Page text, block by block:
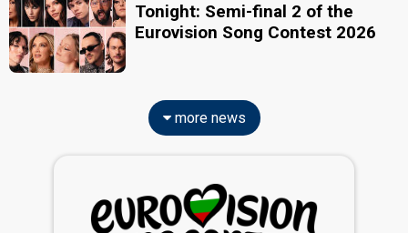
Tonight: Semi-final 2 of the
Eurovision Song Contest 2026
more news